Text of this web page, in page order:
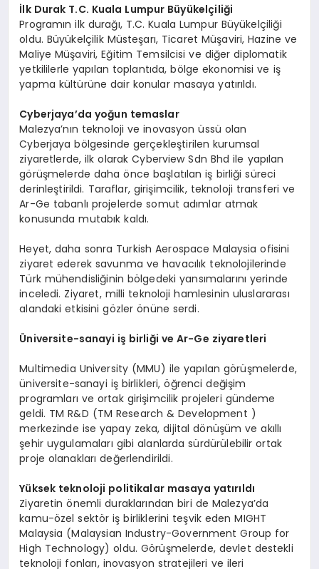
İlk Durak T.C. Kuala Lumpur Büyükelçiliği
Programın ilk durağı, T.C. Kuala Lumpur Büyükelçiliği
oldu. Büyükelçilik Müsteşarı, Ticaret Müşaviri, Hazine ve
Maliye Müşaviri, Eğitim Temsilcisi ve diğer diplomatik
yetkililerle yapılan toplantıda, bölge ekonomisi ve iş
yapma kültürüne dair konular masaya yatırıldı.
Cyberjaya’da yoğun temaslar
Malezya’nın teknoloji ve inovasyon üssü olan
Cyberjaya bölgesinde gerçekleştirilen kurumsal
ziyaretlerde, ilk olarak Cyberview Sdn Bhd ile yapılan
görüşmelerde daha önce başlatılan iş birliği süreci
derinleştirildi. Taraflar, girişimcilik, teknoloji transferi ve
Ar-Ge tabanlı projelerde somut adımlar atmak
konusunda mutabık kaldı.
Heyet, daha sonra Turkish Aerospace Malaysia ofisini
ziyaret ederek savunma ve havacılık teknolojilerinde
Türk mühendisliğinin bölgedeki yansımalarını yerinde
inceledi. Ziyaret, milli teknoloji hamlesinin uluslararası
alandaki etkisini gözler önüne serdi.
Üniversite-sanayi iş birliği ve Ar-Ge ziyaretleri
Multimedia University (MMU) ile yapılan görüşmelerde,
üniversite-sanayi iş birlikleri, öğrenci değişim
programları ve ortak girişimcilik projeleri gündeme
geldi. TM R&D (TM Research & Development )
merkezinde ise yapay zeka, dijital dönüşüm ve akıllı
şehir uygulamaları gibi alanlarda sürdürülebilir ortak
proje olanakları değerlendirildi.
Yüksek teknoloji politikalar masaya yatırıldı
Ziyaretin önemli duraklarından biri de Malezya’da
kamu-özel sektör iş birliklerini teşvik eden MIGHT
Malaysia (Malaysian Industry-Government Group for
High Technology) oldu. Görüşmelerde, devlet destekli
teknoloji fonları, inovasyon stratejileri ve ileri